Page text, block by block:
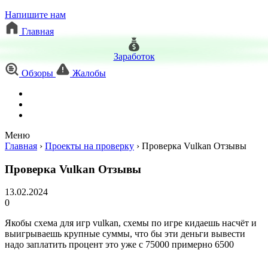
Напишите нам
Главная
Заработок
Обзоры
Жалобы
Меню
Главная › Проекты на проверку › Проверка Vulkan Отзывы
Проверка Vulkan Отзывы
13.02.2024
0
Якобы схема для игр vulkan, схемы по игре кидаешь насчёт и
выигрываешь крупные суммы, что бы эти деньги вывести
надо заплатить процент это уже с 75000 примерно 6500